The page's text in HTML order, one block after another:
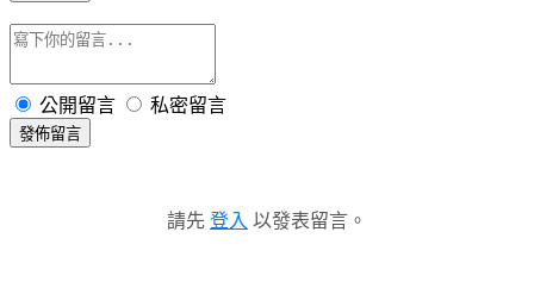
公開留言 私密留言
發佈留言
請先 登入 以發表留言。